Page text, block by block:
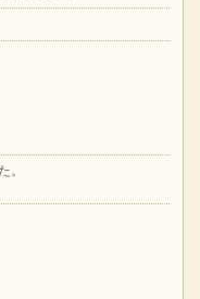
。